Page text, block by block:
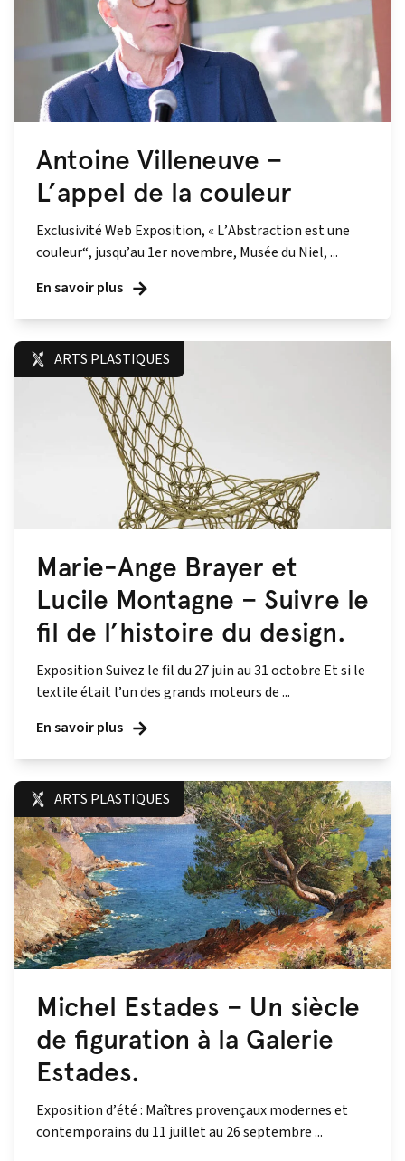
Antoine Villeneuve –
L’appel de la couleur
Exclusivité Web Exposition, « L’Abstraction est une
couleur“, jusqu’au 1er novembre, Musée du Niel, ...
En savoir plus
ARTS PLASTIQUES
Marie-Ange Brayer et
Lucile Montagne – Suivre le
fil de l’histoire du design.
Exposition Suivez le fil du 27 juin au 31 octobre Et si le
textile était l’un des grands moteurs de ...
En savoir plus
ARTS PLASTIQUES
Michel Estades – Un siècle
de figuration à la Galerie
Estades.
Exposition d’été : Maîtres provençaux modernes et
contemporains du 11 juillet au 26 septembre ...